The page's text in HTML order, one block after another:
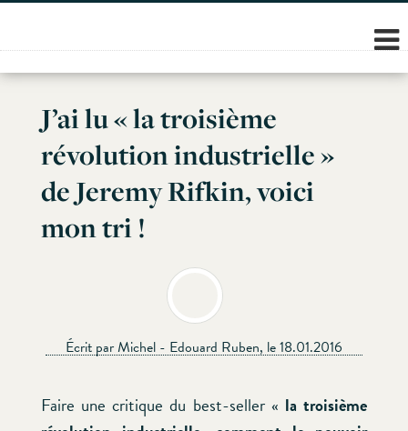
Skip
content
J’ai lu « la troisième
révolution industrielle »
de Jeremy Rifkin, voici
mon tri !
Écrit par Michel - Edouard Ruben, le 18.01.2016
Faire une critique du best-seller « la troisième